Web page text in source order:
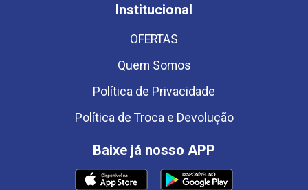
Institucional
OFERTAS
Quem Somos
Política de Privacidade
Política de Troca e Devolução
Baixe já nosso APP